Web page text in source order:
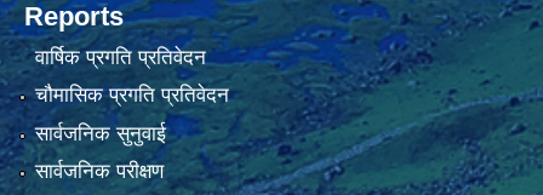
Reports
वार्षिक प्रगति प्रतिवेदन
चौमासिक प्रगति प्रतिवेदन
सार्वजनिक सुनुवाई
सार्वजनिक परीक्षण